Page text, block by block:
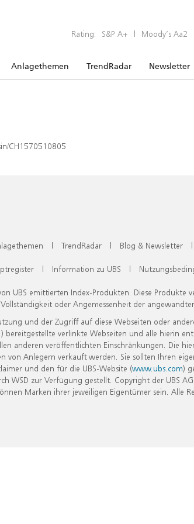
Rating: S&P A+ | Moody’s Aa2
Anlagethemen TrendRadar Newsletter
CH1570510805
| TrendRadar | Blog & Newsletter |
| Information zu UBS |
UBS emittierten Index-Produkten. Diese Produkte
oder Angemessenheit der
und der Zugriff auf diese Webseiten oder
verlinkte Webseiten und alle hierin
anderen veröffentlichten Einschränkungen. Die
Anlegern verkauft werden. Sie sollten Ihren
und den für die UBS-Website (www.ubs.com)
zur Verfügung gestellt. Copyright der UBS
Marken ihrer jeweiligen Eigentümer sein. Alle